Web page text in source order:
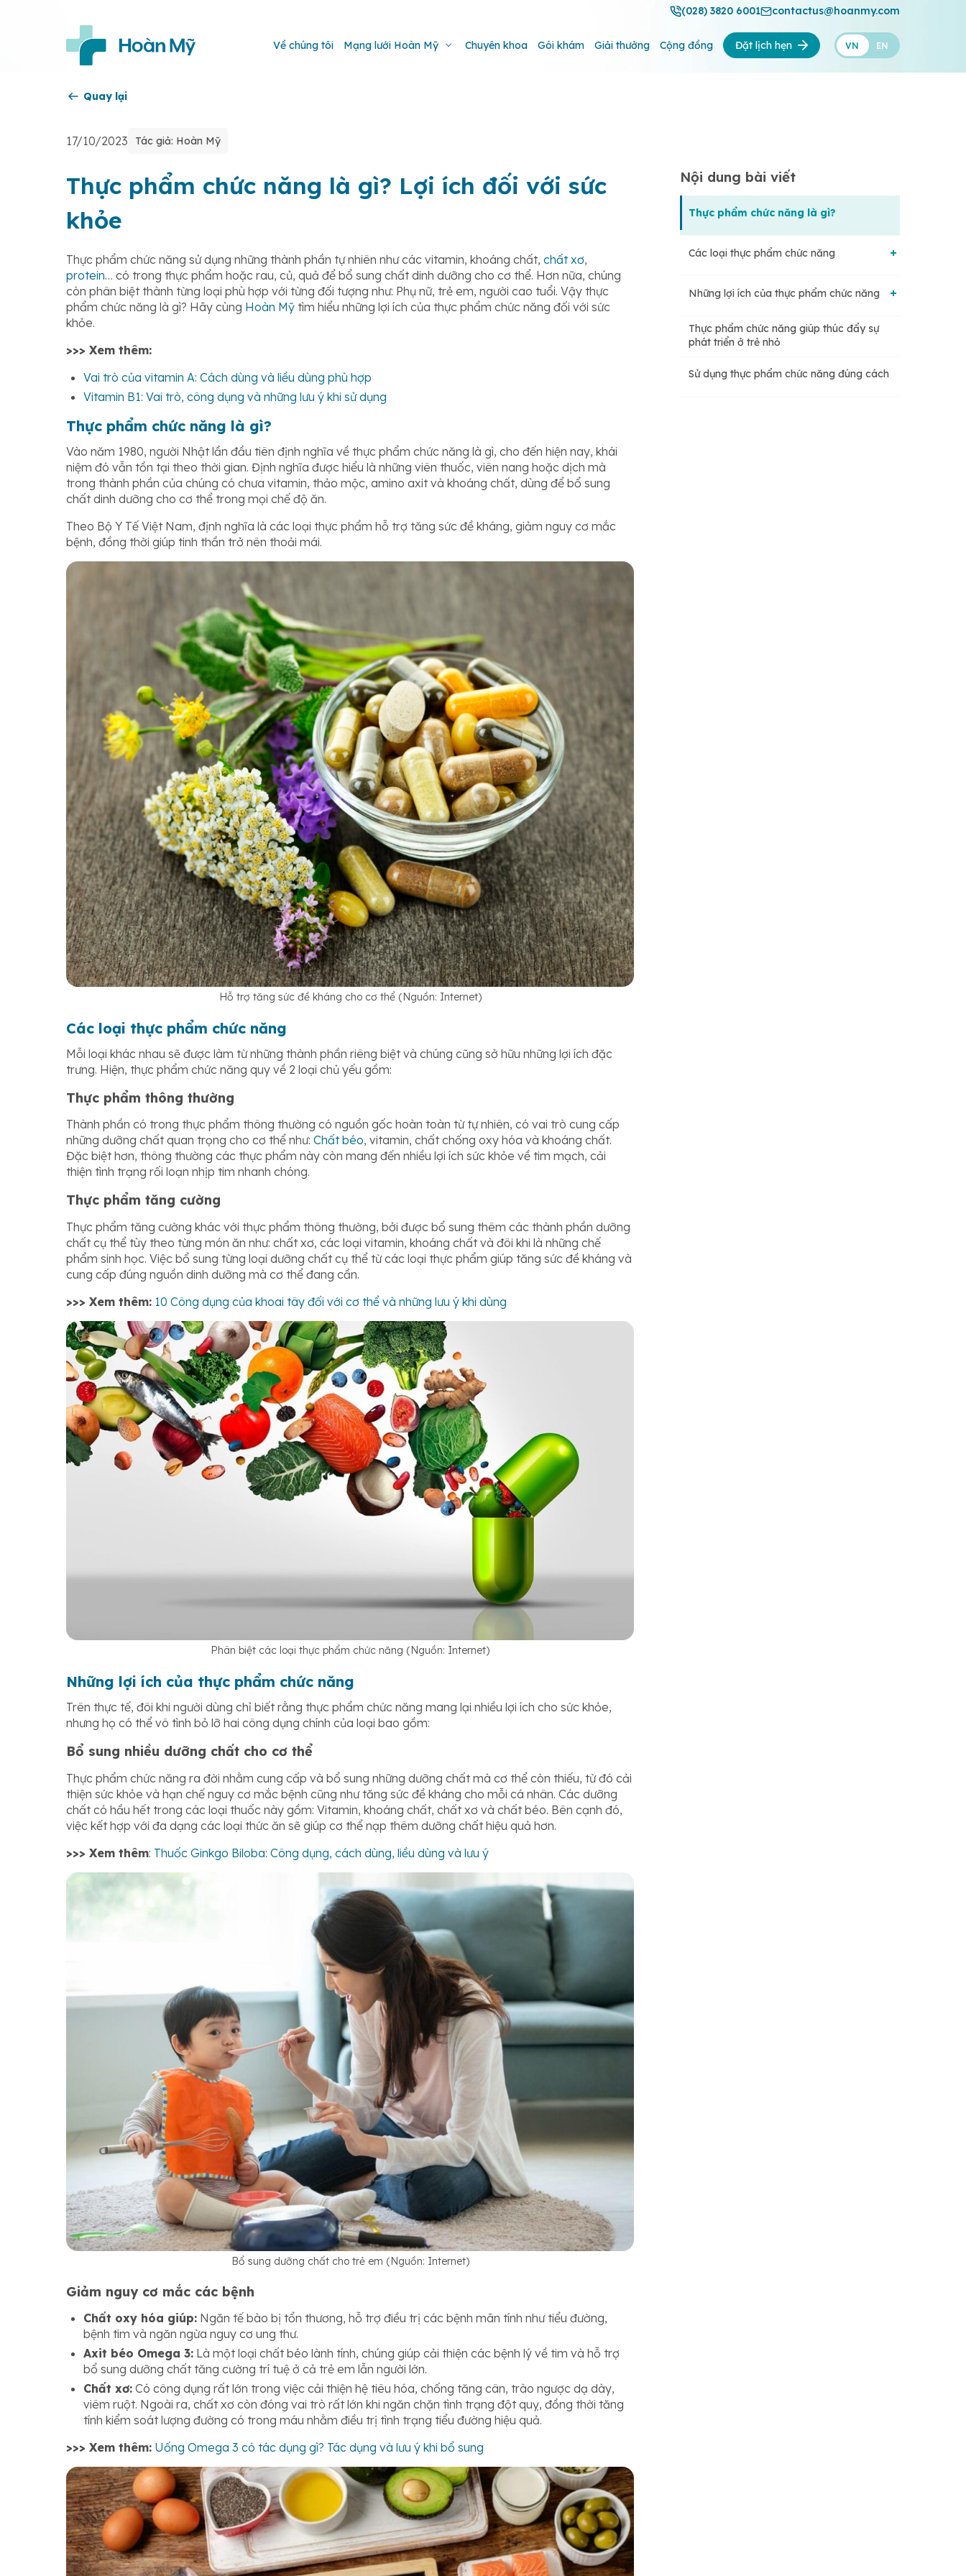
(028) 3820 6001 contactus@hoanmy.com
Về chúng tôi Mạng lưới Hoàn Mỹ Chuyên khoa Gói khám Giải thưởng Cộng đồng Đặt lịch hẹn VN EN
Quay lại
17/10/2023 Tác giả: Hoàn Mỹ
Thực phẩm chức năng là gì? Lợi ích đối với sức
khỏe
Thực phẩm chức năng sử dụng những thành phần tự nhiên như các vitamin, khoáng chất, chất xơ,
protein… có trong thực phẩm hoặc rau, củ, quả để bổ sung chất dinh dưỡng cho cơ thể. Hơn nữa, chúng
còn phân biệt thành từng loại phù hợp với từng đối tượng như: Phụ nữ, trẻ em, người cao tuổi. Vậy thực
phẩm chức năng là gì? Hãy cùng Hoàn Mỹ tìm hiểu những lợi ích của thực phẩm chức năng đối với sức
khỏe.
>>> Xem thêm:
Vai trò của vitamin A: Cách dùng và liều dùng phù hợp
Vitamin B1: Vai trò, công dụng và những lưu ý khi sử dụng
Thực phẩm chức năng là gì?
Vào năm 1980, người Nhật lần đầu tiên định nghĩa về thực phẩm chức năng là gì, cho đến hiện nay, khái
niệm đó vẫn tồn tại theo thời gian. Định nghĩa được hiểu là những viên thuốc, viên nang hoặc dịch mà
trong thành phần của chúng có chưa vitamin, thảo mộc, amino axit và khoáng chất, dùng để bổ sung
chất dinh dưỡng cho cơ thể trong mọi chế độ ăn.
Theo Bộ Y Tế Việt Nam, định nghĩa là các loại thực phẩm hỗ trợ tăng sức đề kháng, giảm nguy cơ mắc
bệnh, đồng thời giúp tinh thần trở nên thoải mái.
Hỗ trợ tăng sức đề kháng cho cơ thể (Nguồn: Internet)
Các loại thực phẩm chức năng
Mỗi loại khác nhau sẽ được làm từ những thành phần riêng biệt và chúng cũng sở hữu những lợi ích đặc
trưng. Hiện, thực phẩm chức năng quy về 2 loại chủ yếu gồm:
Thực phẩm thông thường
Thành phần có trong thực phẩm thông thường có nguồn gốc hoàn toàn từ tự nhiên, có vai trò cung cấp
những dưỡng chất quan trọng cho cơ thể như: Chất béo, vitamin, chất chống oxy hóa và khoáng chất.
Đặc biệt hơn, thông thường các thực phẩm này còn mang đến nhiều lợi ích sức khỏe về tim mạch, cải
thiện tình trạng rối loạn nhịp tim nhanh chóng.
Thực phẩm tăng cường
Thực phẩm tăng cường khác với thực phẩm thông thường, bởi được bổ sung thêm các thành phần dưỡng
chất cụ thể tùy theo từng món ăn như: chất xơ, các loại vitamin, khoáng chất và đôi khi là những chế
phẩm sinh học. Việc bổ sung từng loại dưỡng chất cụ thể từ các loại thực phẩm giúp tăng sức đề kháng và
cung cấp đúng nguồn dinh dưỡng mà cơ thể đang cần.
>>> Xem thêm: 10 Công dụng của khoai tây đối với cơ thể và những lưu ý khi dùng
Phân biệt các loại thực phẩm chức năng (Nguồn: Internet)
Những lợi ích của thực phẩm chức năng
Trên thực tế, đôi khi người dùng chỉ biết rằng thực phẩm chức năng mang lại nhiều lợi ích cho sức khỏe,
nhưng họ có thể vô tình bỏ lỡ hai công dụng chính của loại bao gồm:
Bổ sung nhiều dưỡng chất cho cơ thể
Thực phẩm chức năng ra đời nhằm cung cấp và bổ sung những dưỡng chất mà cơ thể còn thiếu, từ đó cải
thiện sức khỏe và hạn chế nguy cơ mắc bệnh cũng như tăng sức đề kháng cho mỗi cá nhân. Các dưỡng
chất có hầu hết trong các loại thuốc này gồm: Vitamin, khoáng chất, chất xơ và chất béo. Bên cạnh đó,
việc kết hợp với đa dạng các loại thức ăn sẽ giúp cơ thể nạp thêm dưỡng chất hiệu quả hơn.
>>> Xem thêm: Thuốc Ginkgo Biloba: Công dụng, cách dùng, liều dùng và lưu ý
Bổ sung dưỡng chất cho trẻ em (Nguồn: Internet)
Giảm nguy cơ mắc các bệnh
Chất oxy hóa giúp: Ngăn tế bào bị tổn thương, hỗ trợ điều trị các bệnh mãn tính như tiểu đường,
bệnh tim và ngăn ngừa nguy cơ ung thư.
Axit béo Omega 3: Là một loại chất béo lành tính, chúng giúp cải thiện các bệnh lý về tim và hỗ trợ
bổ sung dưỡng chất tăng cường trí tuệ ở cả trẻ em lẫn người lớn.
Chất xơ: Có công dụng rất lớn trong việc cải thiện hệ tiêu hóa, chống tăng cân, trào ngược dạ dày,
viêm ruột. Ngoài ra, chất xơ còn đóng vai trò rất lớn khi ngăn chặn tình trạng đột quỵ, đồng thời tăng
tính kiểm soát lượng đường có trong máu nhằm điều trị tình trạng tiểu đường hiệu quả.
>>> Xem thêm: Uống Omega 3 có tác dụng gì? Tác dụng và lưu ý khi bổ sung
Nội dung bài viết
Thực phẩm chức năng là gì?
Các loại thực phẩm chức năng
Thực phẩm thông thường
Thực phẩm tăng cường
Những lợi ích của thực phẩm chức năng
Bổ sung nhiều dưỡng chất cho cơ thể
Thực phẩm chức năng giúp thúc đẩy sự
phát triển ở trẻ nhỏ
Sử dụng thực phẩm chức năng đúng cách